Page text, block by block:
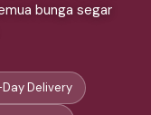
bunga segar
Delivery